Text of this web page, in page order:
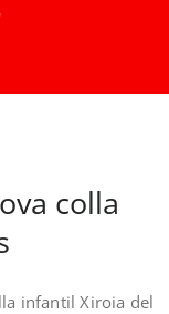
colla
infantil Xiroia del